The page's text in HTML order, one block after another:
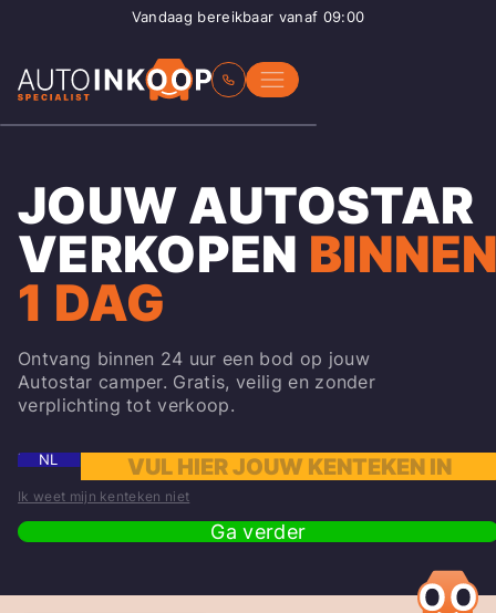
Vandaag bereikbaar vanaf 09:00
JOUW AUTOSTAR
VERKOPEN
1 DAG
Ontvang binnen 24 uur een bod op jouw
Autostar camper. Gratis, veilig en zonder
verplichting tot verkoop.
NL
Ik weet mijn kenteken niet
Ga verder